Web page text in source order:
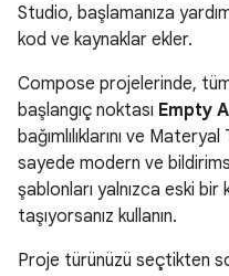
Studio, başlamanıza
kod ve kaynaklar ekler.
Compose projelerinde,
başlangıç noktası Empty
bağımlılıklarını ve
sayede modern ve
şablonları yalnızca eski bir
taşıyorsanız kullanın.
Proje türünüzü seçtikten